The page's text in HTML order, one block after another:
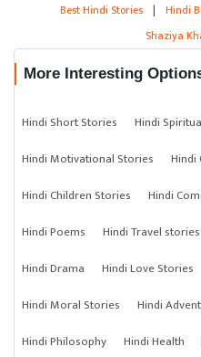
Best Hindi Stories | Hindi
Shaziya
More Interesting
Hindi Short Stories Hindi
Hindi Motivational Stories
Hindi
Hindi Children Stories
Hindi
Hindi Poems
Hindi Travel stories
Hindi Drama
Hindi Love Stories
Hindi Moral Stories
Hindi
Hindi Philosophy
Hindi Health